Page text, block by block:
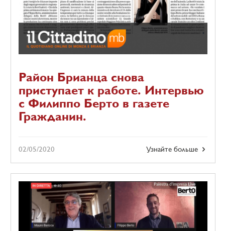
Район Брианца снова
приступает к работе. Интервью
с Филиппо Берто в газете
Гражданин.
Узнайте больше
02/05/2020